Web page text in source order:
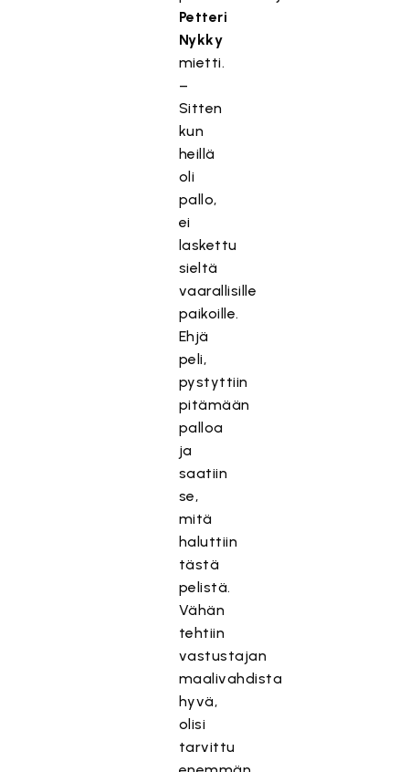
Petteri
Nykky
mietti.
–
Sitten
kun
heillä
oli
pallo,
ei
laskettu
sieltä
vaarallisille
paikoille.
Ehjä
peli,
pystyttiin
pitämään
palloa
ja
saatiin
se,
mitä
haluttiin
tästä
pelistä.
Vähän
tehtiin
vastustajan
maalivahdista
hyvä,
olisi
tarvittu